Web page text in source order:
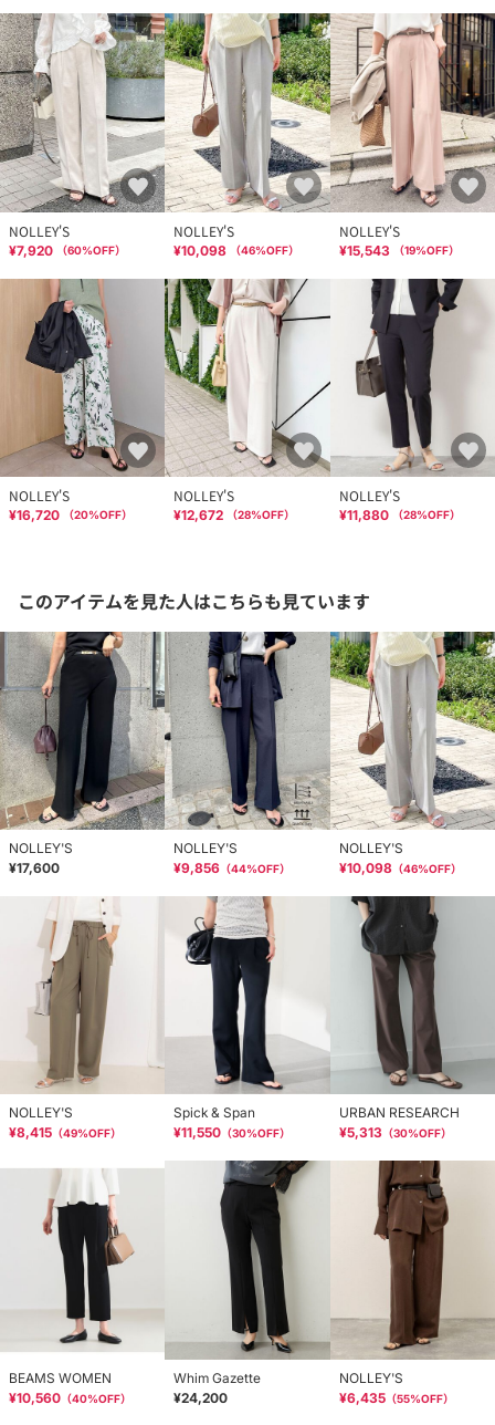
NOLLEY'S
¥7,920 （60%OFF）
NOLLEY'S
¥10,098 （46%OFF）
NOLLEY'S
¥15,543 （19%OFF）
NOLLEY'S
¥16,720 （20%OFF）
NOLLEY'S
¥12,672 （28%OFF）
NOLLEY'S
¥11,880 （28%OFF）